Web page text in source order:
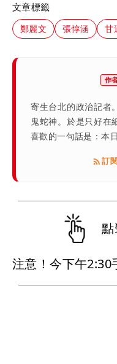
文章標籤
鄭麗文 張惇涵 甘
作
寄生台北的政治記者
鬼蛇神。於是只好在
喜歡的一句話是：本
訂